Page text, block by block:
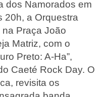
dos Namorados em
20h, a Orquestra
Praça João
Matriz, com o
Preto: A-Ha”,
Caeté Rock Day. O
revisita os